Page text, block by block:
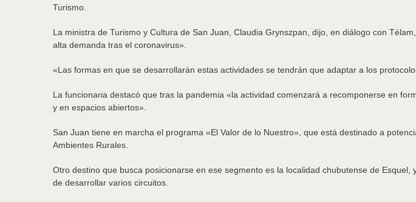
Turismo.
La ministra de Turismo y Cultura de San Juan, Claudia Grynszpan, dijo, en diálogo con
alta demanda tras el coronavirus».
«Las formas en que se desarrollarán estas actividades se tendrán que adaptar a los
La funcionaria destacó que tras la pandemia «la actividad comenzará a recomponerse en
y en espacios abiertos».
San Juan tiene en marcha el programa «El Valor de lo Nuestro», que está destinado a
Ambientes Rurales.
Otro destino que busca posicionarse en ese segmento es la localidad chubutense de
de desarrollar varios circuitos.